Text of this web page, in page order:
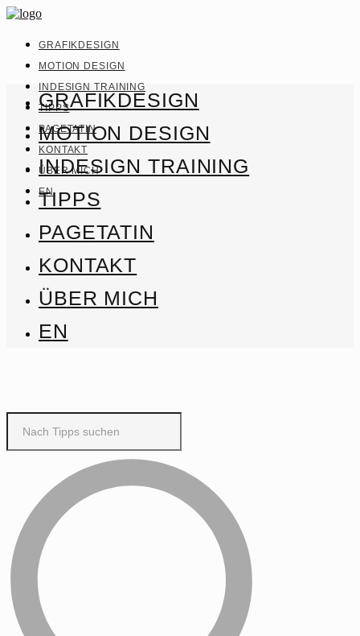
GRAFIKDESIGN
MOTION DESIGN
INDESIGN TRAINING
TIPPS
PAGETATIN
KONTAKT
ÜBER MICH
EN
GRAFIKDESIGN
MOTION DESIGN
INDESIGN TRAINING
TIPPS
PAGETATIN
KONTAKT
ÜBER MICH
EN